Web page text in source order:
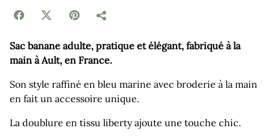
Sac banane adulte, pratique et élégant, fabriqué à la
main à Ault, en France.
Son style raffiné en bleu marine avec broderie à la main
en fait un accessoire unique.
La doublure en tissu liberty ajoute une touche chic.